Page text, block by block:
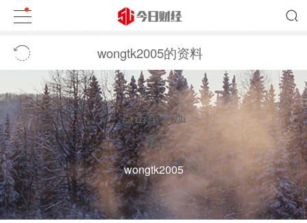
wongtk2005的资料
点击重新加
载
wongtk2005